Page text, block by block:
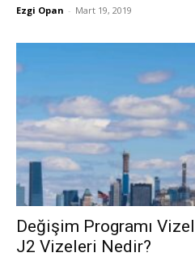
Ezgi Opan - Mart 19, 2019
Değişim Programı
J2 Vizeleri Nedir?